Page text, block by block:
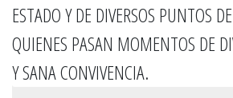
ESTADO Y DE DIVERSOS PUNTOS
QUIENES PASAN MOMENTOS DE
Y SANA CONVIVENCIA.